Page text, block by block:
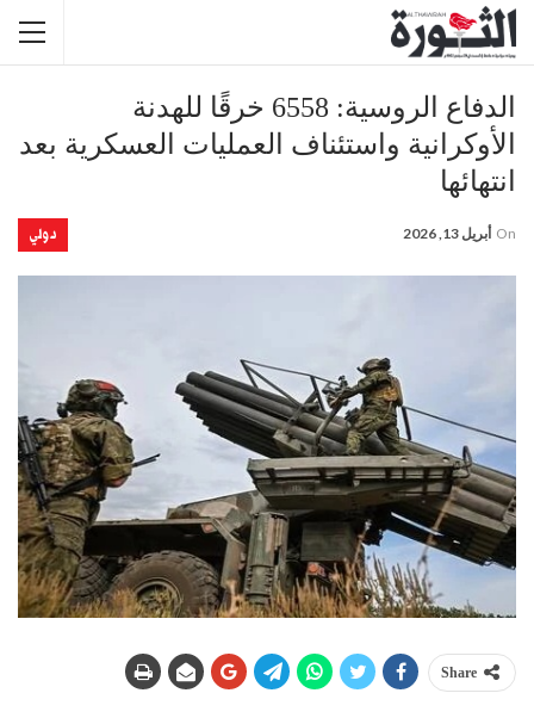
الدفاع الروسية: 6558 خرقًا للهدنة
الأوكرانية واستئناف العمليات العسكرية بعد
انتهائها
دولي On أبريل 13, 2026
Share